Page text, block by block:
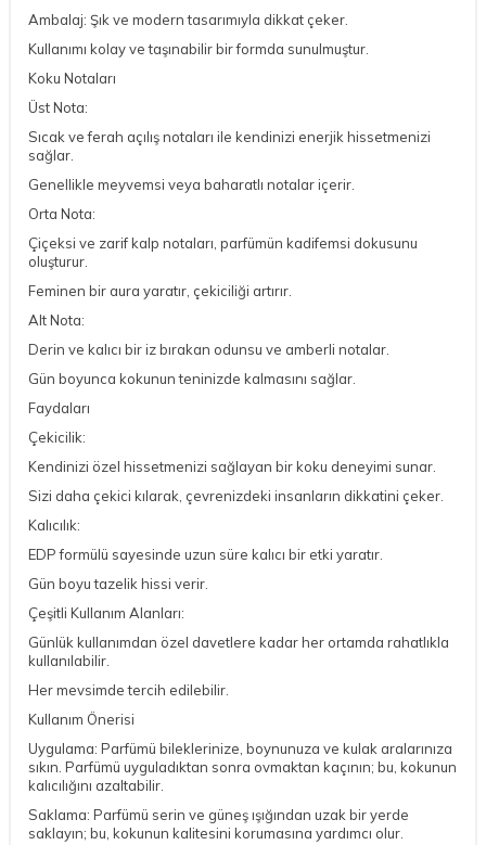
Ambalaj: Şık ve modern tasarımıyla dikkat çeker.
Kullanımı kolay ve taşınabilir bir formda sunulmuştur.
Koku Notaları
Üst Nota:
Sıcak ve ferah açılış notaları ile kendinizi enerjik hissetmenizi
sağlar.
Genellikle meyvemsi veya baharatlı notalar içerir.
Orta Nota:
Çiçeksi ve zarif kalp notaları, parfümün kadifemsi dokusunu
oluşturur.
Feminen bir aura yaratır, çekiciliği artırır.
Alt Nota:
Derin ve kalıcı bir iz bırakan odunsu ve amberli notalar.
Gün boyunca kokunun teninizde kalmasını sağlar.
Faydaları
Çekicilik:
Kendinizi özel hissetmenizi sağlayan bir koku deneyimi sunar.
Sizi daha çekici kılarak, çevrenizdeki insanların dikkatini çeker.
Kalıcılık:
EDP formülü sayesinde uzun süre kalıcı bir etki yaratır.
Gün boyu tazelik hissi verir.
Çeşitli Kullanım Alanları:
Günlük kullanımdan özel davetlere kadar her ortamda rahatlıkla
kullanılabilir.
Her mevsimde tercih edilebilir.
Kullanım Önerisi
Uygulama: Parfümü bileklerinize, boynunuza ve kulak aralarınıza
sıkın. Parfümü uyguladıktan sonra ovmaktan kaçının; bu, kokunun
kalıcılığını azaltabilir.
Saklama: Parfümü serin ve güneş ışığından uzak bir yerde
saklayın; bu, kokunun kalitesini korumasına yardımcı olur.